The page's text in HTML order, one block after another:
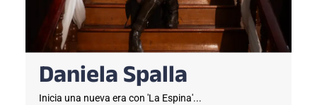
Daniela Spalla
Inicia una nueva era con 'La Espina'...